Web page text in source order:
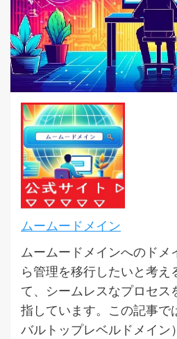
ムームードメイン
ムームードメインへのドメ
ら管理を移行したいと考え
て、シームレスなプロセス
指しています。この記事で
バルトップレベルドメイン